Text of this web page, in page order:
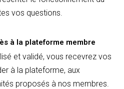
vos questions.
à la plateforme membre
et validé, vous recevrez vos
à la plateforme, aux
proposés à nos membres.